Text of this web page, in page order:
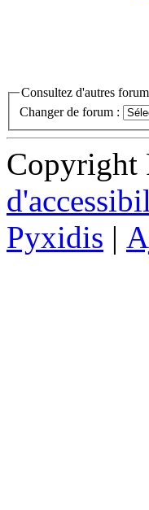
Consultez d'autres
Changer de forum :
Copyright
Pyxidis |